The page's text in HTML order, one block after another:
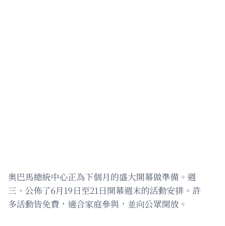
奥巴馬總統中心正為下個月的盛大開幕做準備。週
三、公佈了6月19日至21日開幕週末的活動安排。許
多活動皆免費，適合家庭參與，並向公眾開放。